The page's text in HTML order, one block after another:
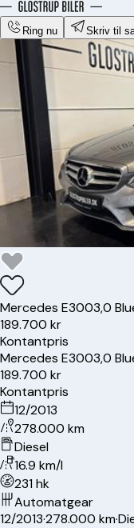
Ring nu Skriv til
Mercedes E3003,0
189.700 kr
Kontantpris
Mercedes E3003,0
189.700 kr
Kontantpris
12/2013
278.000 km
Diesel
16.9 km/l
231 hk
Automatgear
12/2013·278.000 km·